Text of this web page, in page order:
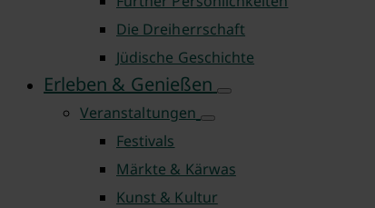
Die Dreiherrschaft
Jüdische Geschichte
Erleben & Genießen
Veranstaltungen
Festivals
Märkte & Kärwas
Kunst & Kultur